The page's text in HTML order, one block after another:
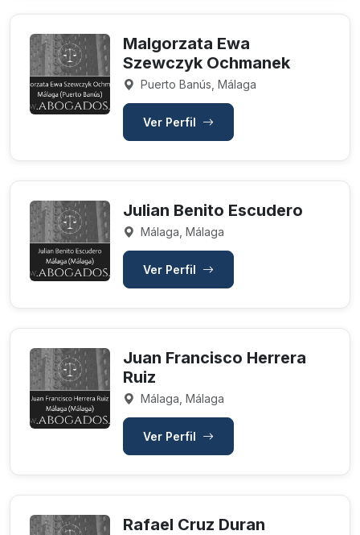
Malgorzata Ewa
Szewczyk Ochmanek
Puerto Banús, Málaga
Ver Perfil
Julian Benito Escudero
Málaga, Málaga
Ver Perfil
Juan Francisco Herrera
Ruiz
Málaga, Málaga
Ver Perfil
Rafael Cruz Duran